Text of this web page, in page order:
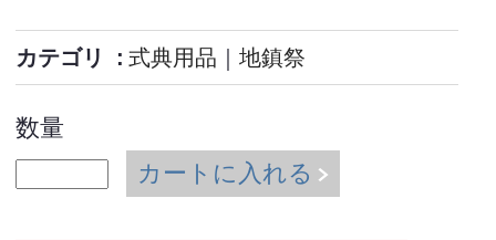
カテゴリ 式典用品 ｜ 地鎮祭
数量
カートに入れる